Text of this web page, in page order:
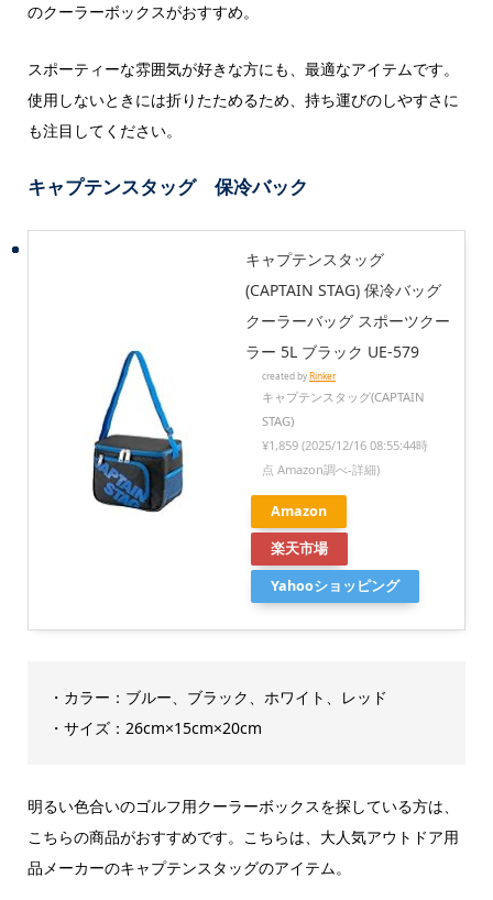
のクーラーボックスがおすすめ。
スポーティーな雰囲気が好きな方にも、最適なアイテムです。
使用しないときには折りたためるため、持ち運びのしやすさに
も注目してください。
キャプテンスタッグ 保冷バック
キャプテンスタッグ
(CAPTAIN STAG) 保冷バッグ
クーラーバッグ スポーツクー
ラー 5L ブラック UE-579
created byRinker
キャプテンスタッグ(CAPTAIN
STAG)
¥1,859 (2025/12/16 08:55:44時
点 Amazon調べ-詳細)
Amazon
楽天市場
Yahooショッピング
・カラー：ブルー、ブラック、ホワイト、レッド
・サイズ：26cm×15cm×20cm
明るい色合いのゴルフ用クーラーボックスを探している方は、
こちらの商品がおすすめです。こちらは、大人気アウトドア用
品メーカーのキャプテンスタッグのアイテム。